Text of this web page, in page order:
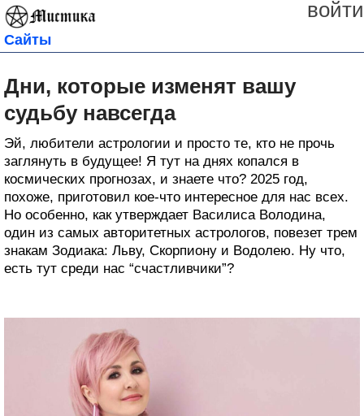
войти
Сайты
Дни, которые изменят вашу
судьбу навсегда
Эй, любители астрологии и просто те, кто не прочь
заглянуть в будущее! Я тут на днях копался в
космических прогнозах, и знаете что? 2025 год,
похоже, приготовил кое-что интересное для нас всех.
Но особенно, как утверждает Василиса Володина,
один из самых авторитетных астрологов, повезет трем
знакам Зодиака: Льву, Скорпиону и Водолею. Ну что,
есть тут среди нас “счастливчики”?